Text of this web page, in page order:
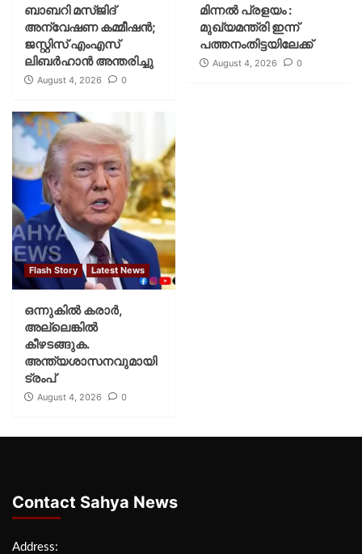
ബാബറി മസ്ജിദ്
അന്വേഷണ കമ്മീഷന്‍;
ജസ്റ്റിസ് എംഎസ്
ലിബര്‍ഹാന്‍ അന്തരിച്ചു
August 4, 2026 0
മിന്നല്‍ പ്രളയം :
മുഖ്യമന്ത്രി ഇന്ന്
പത്തനംതിട്ടയിലേക്ക്
August 4, 2026 0
Flash Story Latest News
ഒന്നുകില്‍ കരാര്‍,
അല്ലെങ്കില്‍
കീഴടങ്ങുക.
അന്ത്യശാസനവുമായി
ട്രംപ്
August 4, 2026 0
Contact Sahya News
Address: